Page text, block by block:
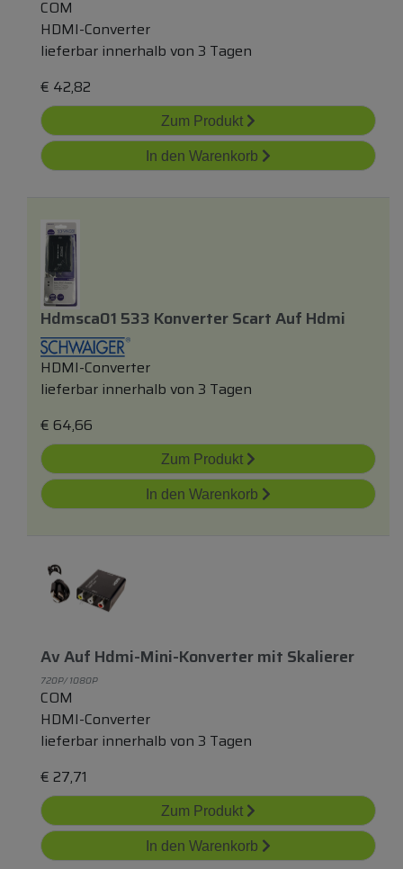
COM
HDMI-Converter
lieferbar innerhalb von 3 Tagen
€ 42,82
Zum Produkt
In den Warenkorb
Hdmsca01 533 Konverter Scart Auf Hdmi
HDMI-Converter
lieferbar innerhalb von 3 Tagen
€ 64,66
Zum Produkt
In den Warenkorb
Av Auf Hdmi-Mini-Konvertermit Skalierer
720P/ 1080P
COM
HDMI-Converter
lieferbar innerhalb von 3 Tagen
€ 27,71
Zum Produkt
In den Warenkorb